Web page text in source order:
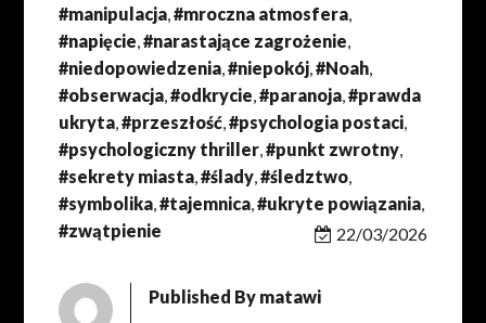
#manipulacja,#mroczna atmosfera,
#napięcie,#narastające zagrożenie,
#niedopowiedzenia,#niepokój,#Noah,
#obserwacja,#odkrycie,#paranoja,#prawda
ukryta,#przeszłość,#psychologia postaci,
#psychologiczny thriller,#punkt zwrotny,
#sekrety miasta,#ślady,#śledztwo,
#symbolika,#tajemnica,#ukryte powiązania,
#zwątpienie
22/03/2026
Published By matawi